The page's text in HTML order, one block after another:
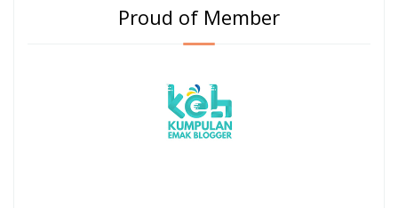
Proud of Member